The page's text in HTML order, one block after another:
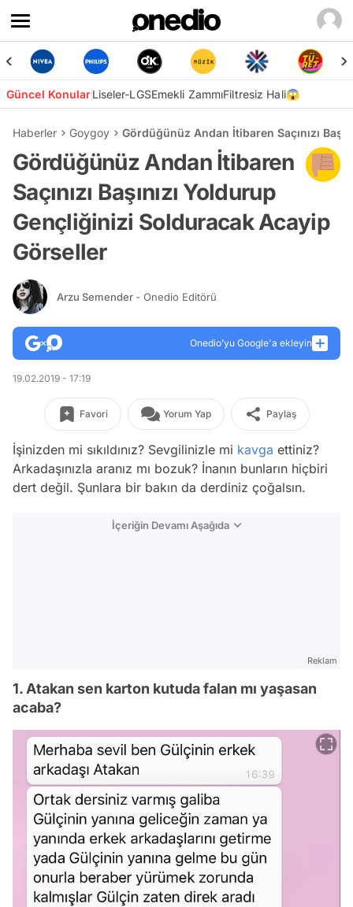
Güncel KonularLiseler-LGSEmekli ZammıFiltresiz Hali😱
Haberler Goygoy Gördüğünüz Andan İtibaren Saçınızı
Gördüğünüz Andan İtibaren
Saçınızı Başınızı Yoldurup
Gençliğinizi Solduracak Acayip
Görseller
Arzu Semender - Onedio Editörü
Onedio’yu Google'a ekleyin
19.02.2019 - 17:19
Favori Yorum Yap Paylaş
İşinizden mi sıkıldınız? Sevgilinizle mi kavga ettiniz?
Arkadaşınızla aranız mı bozuk? İnanın bunların hiçbiri
dert değil. Şunlara bir bakın da derdiniz çoğalsın.
İçeriğin Devamı Aşağıda
Reklam
1. Atakan sen karton kutuda falan mı yaşasan
acaba?